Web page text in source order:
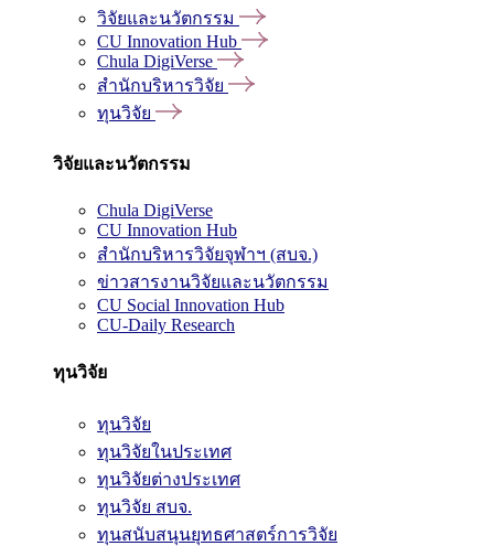
วิจัยและนวัตกรรม
CU Innovation Hub
Chula DigiVerse
สำนักบริหารวิจัย
ทุนวิจัย
วิจัยและนวัตกรรม
Chula DigiVerse
CU Innovation Hub
สำนักบริหารวิจัยจุฬาฯ (สบจ.)
ข่าวสารงานวิจัยและนวัตกรรม
CU Social Innovation Hub
CU-Daily Research
ทุนวิจัย
ทุนวิจัย
ทุนวิจัยในประเทศ
ทุนวิจัยต่างประเทศ
ทุนวิจัย สบจ.
ทุนสนับสนุนยุทธศาสตร์การวิจัย